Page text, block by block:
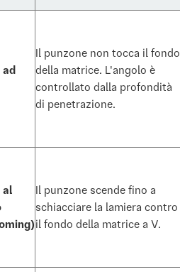
ad
Il punzone non tocca il fondo
della matrice. L'angolo è
controllato dalla profondità
di penetrazione.
al
Il punzone scende fino a
schiacciare la lamiera contro
il fondo della matrice a V.